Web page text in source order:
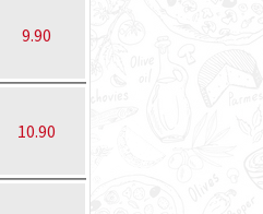
9.90
10.90